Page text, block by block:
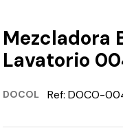
Mezcladora
Lavatorio
DOCOL Ref:DOCO-